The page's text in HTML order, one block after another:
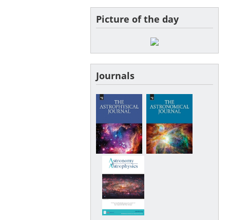
Picture of the day
Journals